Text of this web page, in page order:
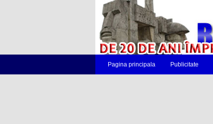
Pagina principala Publicitate